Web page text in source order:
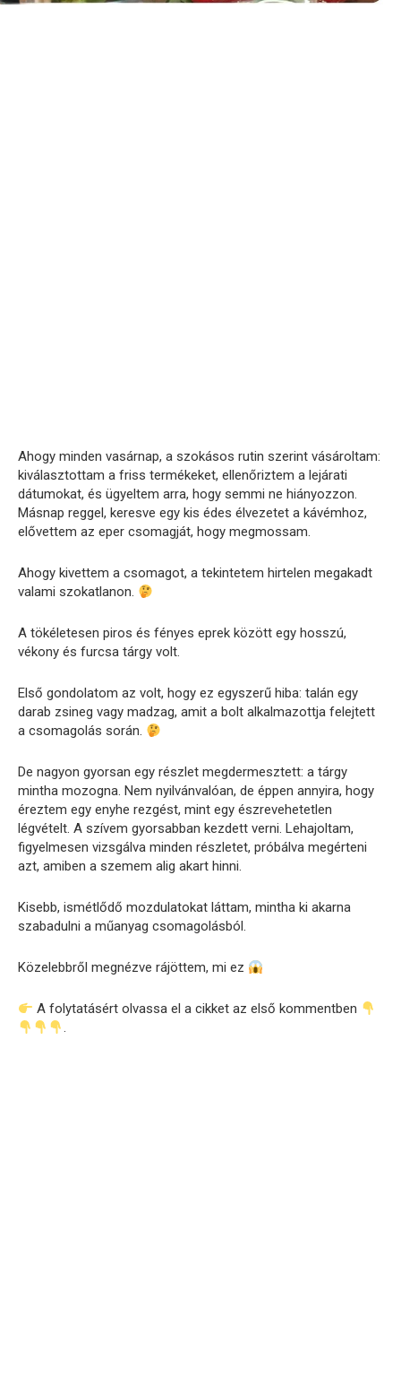
Ahogy minden vasárnap, a szokásos rutin szerint vásároltam:
kiválasztottam a friss termékeket, ellenőriztem a lejárati
dátumokat, és ügyeltem arra, hogy semmi ne hiányozzon.
Másnap reggel, keresve egy kis édes élvezetet a kávémhoz,
elővettem az eper csomagját, hogy megmossam.
Ahogy kivettem a csomagot, a tekintetem hirtelen megakadt
valami szokatlanon.
A tökéletesen piros és fényes eprek között egy hosszú,
vékony és furcsa tárgy volt.
Első gondolatom az volt, hogy ez egyszerű hiba: talán egy
darab zsineg vagy madzag, amit a bolt alkalmazottja felejtett
a csomagolás során.
De nagyon gyorsan egy részlet megdermesztett: a tárgy
mintha mozogna. Nem nyilvánvalóan, de éppen annyira, hogy
éreztem egy enyhe rezgést, mint egy észrevehetetlen
légvételt. A szívem gyorsabban kezdett verni. Lehajoltam,
figyelmesen vizsgálva minden részletet, próbálva megérteni
azt, amiben a szemem alig akart hinni.
Kisebb, ismétlődő mozdulatokat láttam, mintha ki akarna
szabadulni a műanyag csomagolásból.
Közelebbről megnézve rájöttem, mi ez
A folytatásért olvassa el a cikket az első kommentben
.